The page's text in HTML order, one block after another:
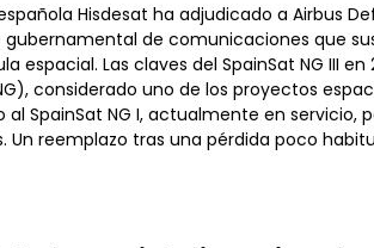
Hisdesat ha adjudicado a Airbus
de comunicaciones que
espacial. Las claves del SpainSat NG III
considerado uno de los proyectos
al SpainSat NG I, actualmente en
Un reemplazo tras una pérdida poco